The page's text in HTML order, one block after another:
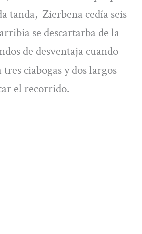
tanda, Zierbena cedía seis
se descartarba de la
de desventaja cuando
ciabogas y dos largos
el recorrido.